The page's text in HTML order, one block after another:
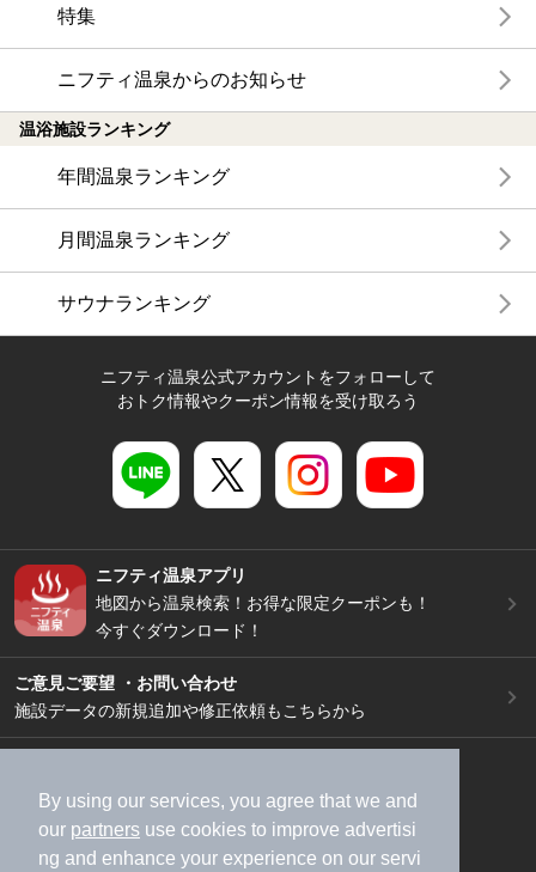
By using our services, you agree that we and
our partners use cookies to improve advertisi
ng and enhance your experience on our servi
特集
ニフティ温泉からのお知らせ
温浴施設ランキング
年間温泉ランキング
月間温泉ランキング
サウナランキング
ニフティ温泉公式アカウントをフォローして
おトク情報やクーポン情報を受け取ろう
ニフティ温泉アプリ
地図から温泉検索！お得な限定クーポンも！
今すぐダウンロード！
ご意見ご要望 ・お問い合わせ
施設データの新規追加や修正依頼もこちらから
加盟店募集（資料請求）
広告出稿のご案内
利用規約
ライフスタイルMEMBERS+規約
特定商取引法に基づく表記
ヘルプ 採用情報